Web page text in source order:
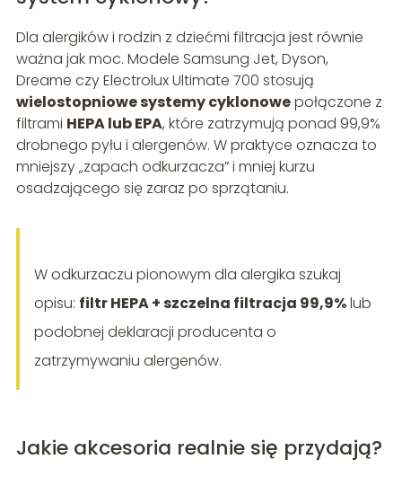
Dla alergików i rodzin z dziećmi filtracja jest równie
ważna jak moc. Modele Samsung Jet, Dyson,
Dreame czy Electrolux Ultimate 700 stosują
wielostopniowe systemy cyklonowepołączone z
filtrami HEPA lub EPA, które zatrzymują ponad 99,9%
drobnego pyłu i alergenów. W praktyce oznacza to
mniejszy „zapach odkurzacza” i mniej kurzu
osadzającego się zaraz po sprzątaniu.
W odkurzaczu pionowym dla alergika szukaj
opisu: filtr HEPA + szczelna filtracja 99,9%lub
podobnej deklaracji producenta o
zatrzymywaniu alergenów.
Jakie akcesoria realnie się przydają?